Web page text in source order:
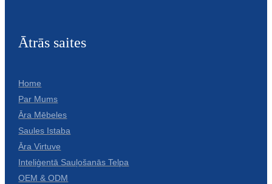
Ātrās saites
Home
Par Mums
Āra Mēbeles
Saules Istaba
Āra Virtuve
Inteliģentā Sauļošanās Telpa
OEM & ODM